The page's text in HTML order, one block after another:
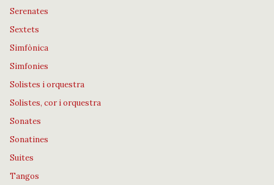
Serenates
Sextets
Simfònica
Simfonies
Solistes i orquestra
Solistes, cor i orquestra
Sonates
Sonatines
Suites
Tangos